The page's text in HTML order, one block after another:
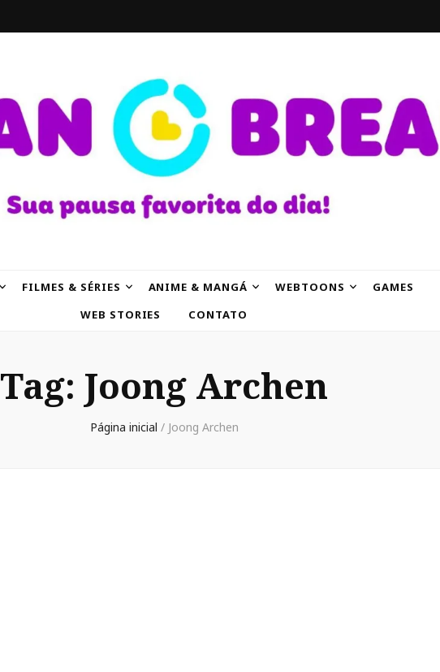
FILMES & SÉRIES ANIME & MANGÁ WEBTOONS GAMES
WEB STORIES
CONTATO
Tag: Joong Archen
Página inicial / Joong Archen